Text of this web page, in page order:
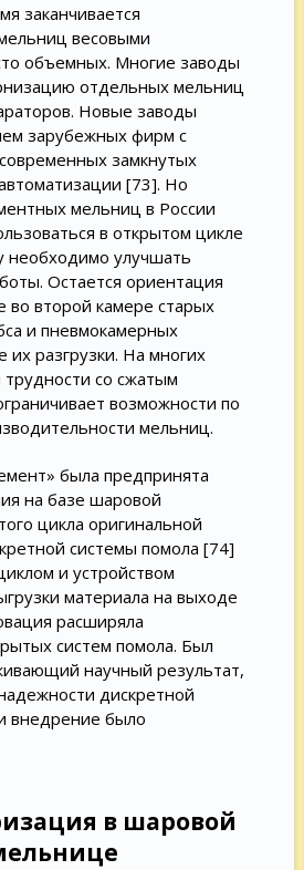
заканчивается
весовыми
объемных. Многие заводы
отдельных мельниц
Новые заводы
зарубежных фирм с
замкнутых
[73]. Но
мельниц в России
в открытом цикле
необходимо улучшать
Остается ориентация
во второй камере старых
и пневмокамерных
их разгрузки. На многих
со сжатым
возможности по
мельниц.
была предпринята
на базе шаровой
цикла оригинальной
системы помола [74]
и устройством
материала на выходе
расширяла
систем помола. Был
научный результат,
дискретной
внедрение было
в шаровой